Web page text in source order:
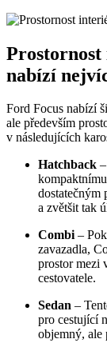
nabízí
Ford Focus nabízí
ale především
v následujících
Hatchback
dostatečným
a zvětšit tak
Combi–
zavazadla,
prostor mezi
cestovatele.
Sedan –
pro cestující
objemný, ale